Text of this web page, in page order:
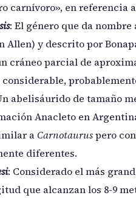
carnívoro», en referencia
: El género que da
y descrito por
cráneo parcial de
abelisáurido de tamaño
Anacleto en
aCarnotauruspero
diferentes.
: Considerado el más
que alcanzan los 8-9